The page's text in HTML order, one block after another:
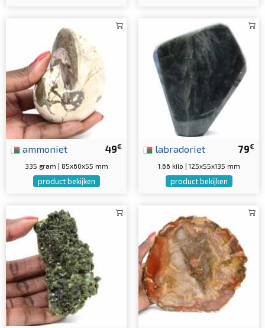
49€
ammoniet
335 gram | 85x60x55 mm
product bekijken
79€
labradoriet
1.66 kilo | 125x55x135 mm
product bekijken